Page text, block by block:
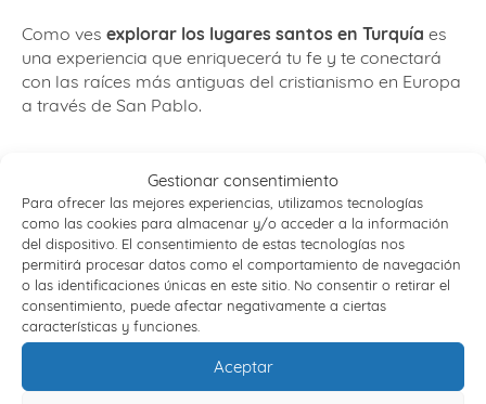
Gestionar consentimiento
Para ofrecer las mejores experiencias, utilizamos tecnologías
como las cookies para almacenar y/o acceder a la información
del dispositivo. El consentimiento de estas tecnologías nos
permitirá procesar datos como el comportamiento de navegación
o las identificaciones únicas en este sitio. No consentir o retirar el
consentimiento, puede afectar negativamente a ciertas
características y funciones.
Aceptar
Como ves explorar los lugares santos en Turquía es
una experiencia que enriquecerá tu fe y te conectará
con las raíces más antiguas del cristianismo en Europa
a través de San Pablo.
ruta de San Pablo por Turquíay Grecia es un viaje
muy rico en lo espiritual y en lo histórico al combinar
estas dos facetas.
Puedes descubrirmás lugares de peregrinación
conocer los sitios más religiosos del mundo en nuestra
sección de turismo religioso. En
gusta ofrecerte experiencias enriquecedoras en lo